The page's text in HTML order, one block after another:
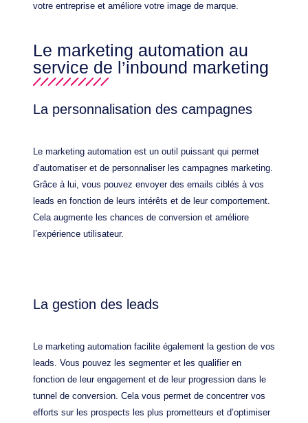
votre entreprise et améliore votre image de marque.
Le marketing automation au
service de l’inbound marketing
La personnalisation des campagnes
Le marketing automation est un outil puissant qui permet
d’automatiser et de personnaliser les campagnes marketing.
Grâce à lui, vous pouvez envoyer des emails ciblés à vos
leads en fonction de leurs intérêts et de leur comportement.
Cela augmente les chances de conversion et améliore
l’expérience utilisateur.
La gestion des leads
Le marketing automation facilite également la gestion de vos
leads. Vous pouvez les segmenter et les qualifier en
fonction de leur engagement et de leur progression dans le
tunnel de conversion. Cela vous permet de concentrer vos
efforts sur les prospects les plus prometteurs et d’optimiser